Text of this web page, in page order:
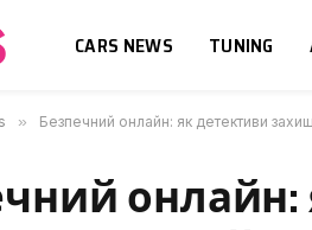
CARS NEWS TUNING
» Безпечний онлайн: як детективи
онлайн: